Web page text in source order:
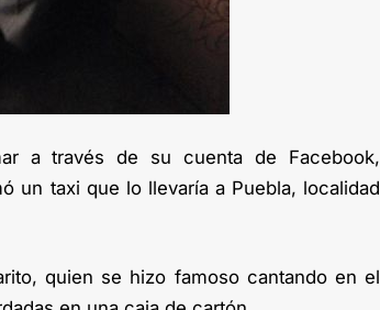
a través de su cuenta de Facebook,
un taxi que lo llevaría a Puebla, localidad
quien se hizo famoso cantando en el